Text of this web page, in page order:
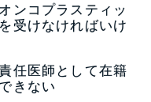
ンコプラスティッ
受けなければいけ
任医師として在籍
きない